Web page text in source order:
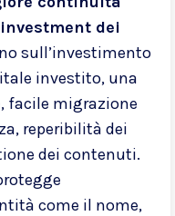
dei
sull’investimento
investito, una
facile migrazione
reperibilità dei
dei contenuti.
come il nome,